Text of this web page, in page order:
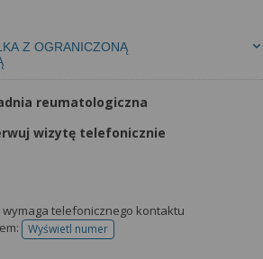
Z OGRANICZONĄ
reumatologiczna
wizytę telefonicznie
telefonicznego kontaktu
Wyświetl numertelefonu do rejestracji